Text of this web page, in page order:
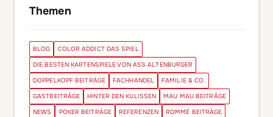
Themen
BLOG
COLOR ADDICT DAS SPIEL
DIE BESTEN KARTENSPIELE VON ASS ALTENBURGER
DOPPELKOPF BEITRÄGE
FACHHANDEL
FAMILIE & CO.
GASTBEITRÄGE
HINTER DEN KULISSEN
MAU MAU BEITRÄGE
NEWS
POKER BEITRÄGE REFERENZEN
ROMMÉ BEITRÄGE